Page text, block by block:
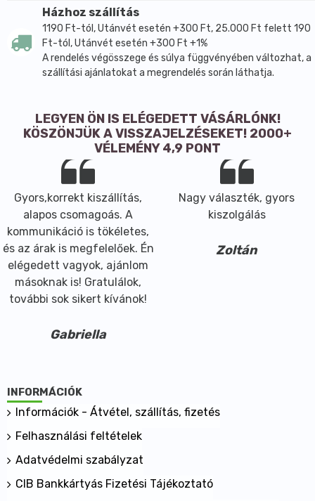
Házhoz szállítás
1190 Ft-tól, Utánvét esetén +300 Ft, 25.000 Ft felett 190
Ft-tól, Utánvét esetén +300 Ft +1%
A rendelés végösszege és súlya függvényében változhat, a
szállítási ajánlatokat a megrendelés során láthatja.
LEGYEN ÖN IS ELÉGEDETT VÁSÁRLÓNK!
KÖSZÖNJÜK A VISSZAJELZÉSEKET! 2000+
VÉLEMÉNY 4,9 PONT
Gyors,korrekt kiszállítás,
alapos csomagoás. A
kommunikáció is tökéletes,
és az árak is megfelelőek. Én
elégedett vagyok, ajánlom
másoknak is! Gratulálok,
további sok sikert kívánok!
Gabriella
Nagy választék, gyors
kiszolgálás
Zoltán
INFORMÁCIÓK
Információk - Átvétel, szállítás, fizetés
Felhasználási feltételek
Adatvédelmi szabályzat
CIB Bankkártyás Fizetési Tájékoztató